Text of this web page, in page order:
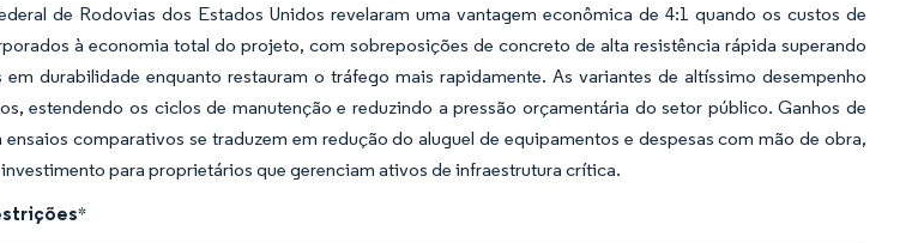
de Rodovias dos Estados Unidos revelaram uma vantagem econômica de 4:1 quando os custos de
à economia total do projeto, com sobreposições de concreto de alta resistência rápida superando
em durabilidade enquanto restauram o tráfego mais rapidamente. As variantes de altíssimo desempenho
estendendo os ciclos de manutenção e reduzindo a pressão orçamentária do setor público. Ganhos de
comparativos se traduzem em redução do aluguel de equipamentos e despesas com mão de obra,
para proprietários que gerenciam ativos de infraestrutura crítica.
*